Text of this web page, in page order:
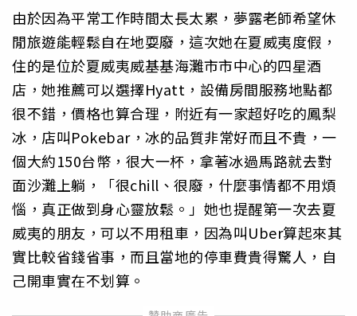
由於因為平常工作時間太長太累，夢露老師希望休
閒旅遊能輕鬆自在地耍廢，這次她在夏威夷度假，
住的是位於夏威夷威基基海灘市市中心的四星酒
店，她推薦可以選擇Hyatt，設備房間服務地點都
很不錯，價格也算合理，附近有一家超好吃的鳳梨
冰，店叫Pokebar，冰的品質非常好而且不貴，一
個大約150台幣，很大一杯，拿著冰過馬路就去對
面沙灘上躺，「很chill、很廢，什麼事情都不用煩
惱，真正做到身心靈放鬆。」她也提醒第一次去夏
威夷的朋友，可以不用租車，因為叫Uber算起來其
實比較省錢省事，而且當地的停車費貴得驚人，自
己開車實在不划算。